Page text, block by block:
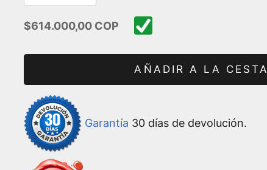
Precio de oferta
$614.000,00 COP
AÑADIR A LA CESTA
Garantía 30 días de devolución.